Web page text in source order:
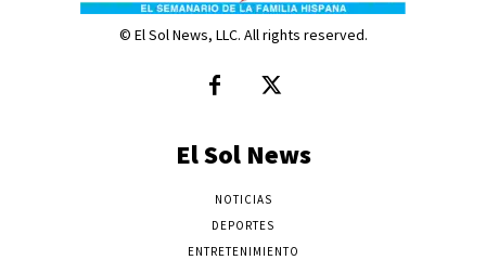
© El Sol News, LLC. All rights reserved.
El Sol News
NOTICIAS
DEPORTES
ENTRETENIMIENTO